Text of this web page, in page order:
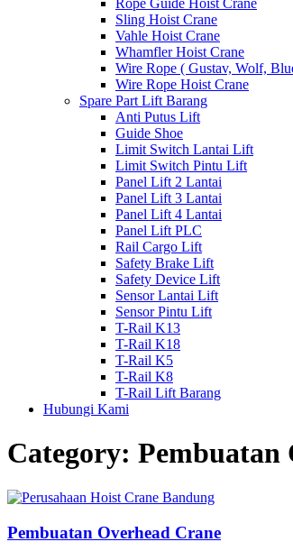
Rope Guide Hoist Crane
Sling Hoist Crane
Vahle Hoist Crane
Whamfler Hoist Crane
Wire Rope ( Gustav, Wolf,
Wire Rope Hoist Crane
Spare Part Lift Barang
Anti Putus Lift
Guide Shoe
Limit Switch Lantai Lift
Limit Switch Pintu Lift
Panel Lift 2 Lantai
Panel Lift 3 Lantai
Panel Lift 4 Lantai
Panel Lift PLC
Rail Cargo Lift
Safety Brake Lift
Safety Device Lift
Sensor Lantai Lift
Sensor Pintu Lift
T-Rail K13
T-Rail K18
T-Rail K5
T-Rail K8
T-Rail Lift Barang
Hubungi Kami
Category: Pembuatan
Pembuatan Overhead Crane